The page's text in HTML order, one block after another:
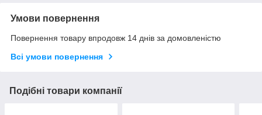
Умови повернення
Повернення товару впродовж 14 днів за домовленістю
Всі умови повернення
Подібні товари компанії